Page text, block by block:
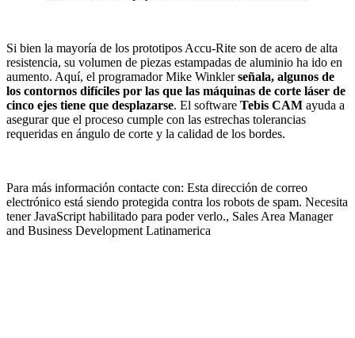
Si bien la mayoría de los prototipos Accu-Rite son de acero de alta
resistencia, su volumen de piezas estampadas de aluminio ha ido en
aumento. Aquí, el programador Mike Winklerseñala, algunos de
los contornos difíciles por las que las máquinas de corte láser de
cinco ejes tiene que desplazarse. El software Tebis CAM ayuda a
asegurar que el proceso cumple con las estrechas tolerancias
requeridas en ángulo de corte y la calidad de los bordes.
Para más información contacte con: Esta dirección de correo
electrónico está siendo protegida contra los robots de spam. Necesita
tener JavaScript habilitado para poder verlo., Sales Area Manager
and Business Development Latinamerica